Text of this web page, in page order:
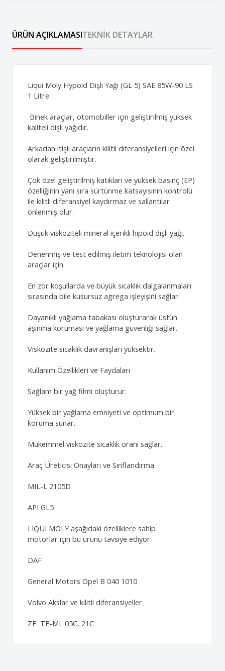
ÜRÜN AÇIKLAMASITEKNIK DETAYLAR
Liqui Moly Hypoid Dişli Yağı (GL 5) SAE 85W-90 LS
1 Litre
Binek araçlar, otomobiller için geliştirilmiş yüksek
kaliteli dişli yağıdır.
Arkadan itişli araçların kilitli diferansiyelleri için özel
olarak geliştirilmiştir.
Çok özel geliştirilmiş katıkları ve yüksek basınç (EP)
özelliğinin yanı sıra sürtünme katsayısının kontrolü
ile kilitli diferansiyel kaydırmaz ve sallantılar
önlenmiş olur.
Düşük viskoziteli mineral içerikli hipoid dişli yağı.
Denenmiş ve test edilmiş iletim teknolojisi olan
araçlar için.
En zor koşullarda ve büyük sıcaklık dalgalanmaları
sırasında bile kusursuz agrega işleyişini sağlar.
Dayanıklı yağlama tabakası oluşturarak üstün
aşınma koruması ve yağlama güvenliği sağlar.
Viskozite sıcaklık davranışları yüksektir.
Kullanım Özellikleri ve Faydaları
Sağlam bir yağ filmi oluşturur.
Yüksek bir yağlama emniyeti ve optimum bir
koruma sunar.
Mükemmel viskozite sıcaklık oranı sağlar.
Araç Üreticisi Onayları ve Sınflandırma
MIL-L 2105D
API GL5
LIQUI MOLY aşağıdaki özelliklere sahip
motorlar için bu ürünü tavsiye ediyor:
DAF
General Motors Opel B 040 1010
Volvo Akslar ve kilitli diferansiyeller
ZF TE-ML 05C, 21C